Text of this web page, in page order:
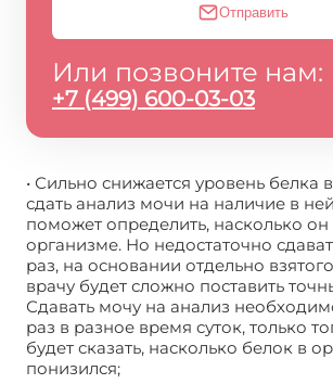
Отправить
Или позвоните нам:
+7 (499) 600-03-03
• Сильно снижается уровень белка
сдать анализ мочи на наличие в
поможет определить, насколько
организме. Но недостаточно
раз, на основании отдельно
врачу будет сложно поставить
Сдавать мочу на анализ
раз в разное время суток, только
будет сказать, насколько белок в
понизился;